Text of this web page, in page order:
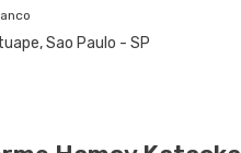
Sao Paulo - SP